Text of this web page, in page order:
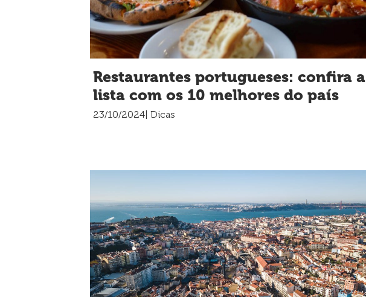
Restaurantes portugueses: confira a
lista com os 10 melhores do país
23/10/2024| Dicas